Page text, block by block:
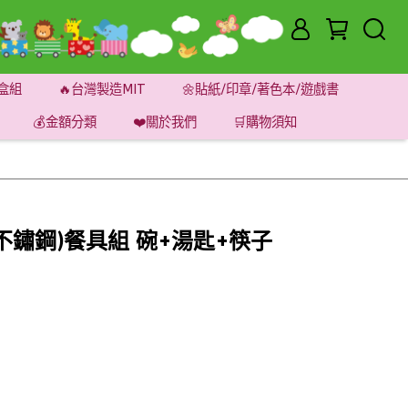
組 🔥台灣製造MIT 🌼貼紙/印章/著色本/遊戲書
💰金額分類 ❤️關於我們 🛒購物須知
鏽鋼)餐具組 碗+湯匙+筷子